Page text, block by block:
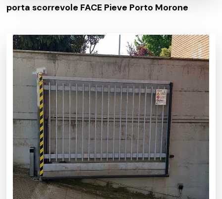
porta scorrevole FACE Pieve Porto Morone